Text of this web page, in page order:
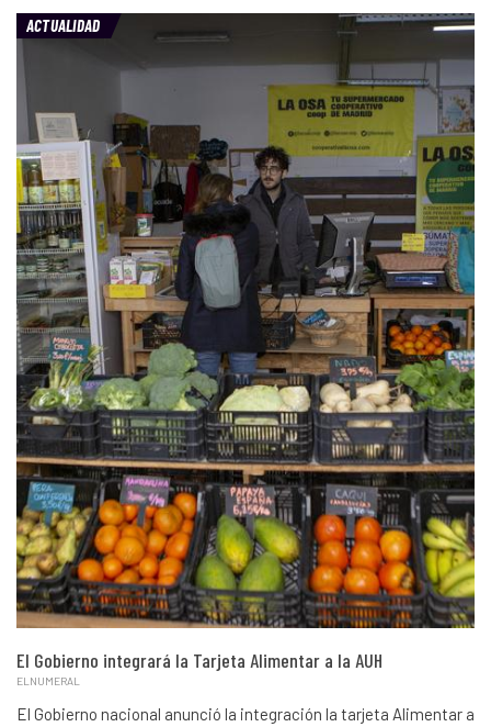
ACTUALIDAD
El Gobierno integrará la Tarjeta Alimentar a la AUH
ELNUMERAL
El Gobierno nacional anunció la integración la tarjeta Alimentar a